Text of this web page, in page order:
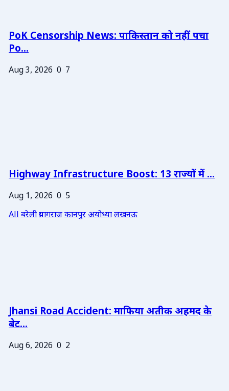
PoK Censorship News: पाकिस्तान को नहीं पचा
Po...
Aug 3, 2026 0 7
Highway Infrastructure Boost: 13 राज्यों में ...
Aug 1, 2026 0 5
Allबरेलीप्रयागराजकानपुरअयोध्यालखनऊ
Jhansi Road Accident: माफिया अतीक अहमद के
बेट...
Aug 6, 2026 0 2